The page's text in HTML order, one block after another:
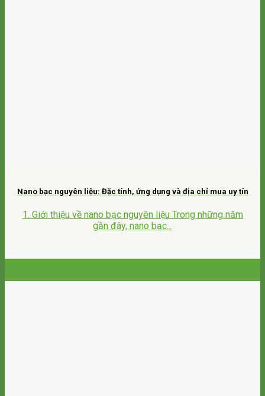
Nano bạc nguyên liệu: Đặc tính, ứng dụng và địa chỉ mua uy tín
1. Giới thiệu về nano bạc nguyên liệu Trong những năm
gần đây, nano bạc...